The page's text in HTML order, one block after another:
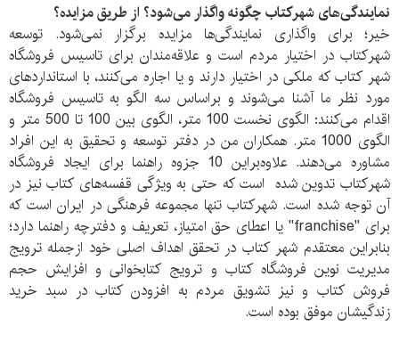
نمایندگی‌های شهرکتاب چگونه واگذار می‌شود؟ از طریق مزایده؟
خیر؛ برای واگذاری نمایندگی‌ها مزایده برگزار نمی‌شود. توسعه
شهرکتاب در اختیار مردم است و علاقه‌مندان برای تاسیس فروشگاه
شهر کتاب که ملکی در اختیار دارند و یا اجاره می‌کنند، با استاندارد‌های
مورد نظر ما آشنا می‌شوند و براساس سه الگو به تاسیس فروشگاه
اقدام می‌کنند: الگو‌ی نخست 100 متر، الگوی بین 100 تا 500 متر و
الگوی 1000 متر. همکاران من در دفتر توسعه و تحقیق به این افراد
مشاوره می‌‌دهند. علاوه‌براین 10 جزوه راهنما برای ایجاد فروشگاه
شهرکتاب تدوین شده است که حتی به ویژگی قفسه‌های کتاب نیز در
آن توجه شده است. شهرکتاب تنها مجموعه فرهنگی در ایران است که
برای "franchise" یا اعطای حق امتیاز، تعریف و دفترچه راهنما دارد؛
بنابراین معتقدم شهر کتاب در تحقق اهداف اصلی خود از‌جمله ترویج
مدیریت نوین فروشگاه‌ کتاب و ترویج کتابخوانی و افزایش حجم
فروش کتاب و نیز تشویق مردم به افزودن کتاب در سبد خرید
زندگیشان موفق بوده است.